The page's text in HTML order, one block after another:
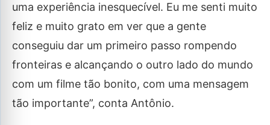
uma experiência inesquecível. Eu me senti muito
feliz e muito grato em ver que a gente
conseguiu dar um primeiro passo rompendo
fronteiras e alcançando o outro lado do mundo
com um filme tão bonito, com uma mensagem
tão importante”, conta Antônio.